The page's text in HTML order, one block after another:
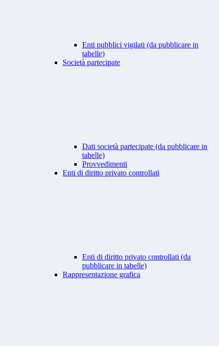
Enti pubblici vigilati (da pubblicare in
tabelle)
Società partecipate
Dati società partecipate (da pubblicare in
tabelle)
Provvedimenti
Enti di diritto privato controllati
Enti di diritto privato controllati (da
pubblicare in tabelle)
Rappresentazione grafica